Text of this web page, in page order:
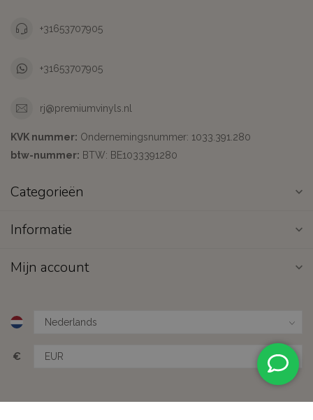
+31653707905
+31653707905
rj@premiumvinyls.nl
KVK nummer: Ondernemingsnummer: 1033.391.280
btw-nummer: BTW: BE1033391280
Categorieën
Informatie
Mijn account
€